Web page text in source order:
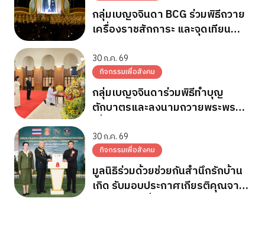
กลุ่มเบญจจินดา BCG ร่วมพิธีถวาย
เครื่องราชสักการะ และจุดเทียน
พระชนมพรรษา 28 ก.ค.2569
30 ก.ค. 69
กิจกรรมเพื่อสังคม
กลุ่มเบญจจินดาร่วมพิธีทำบุญ
ตักบาตรและลงนามถวายพระพร
พระบาทสมเด็จพระเจ้าอยู่หัว
30 ก.ค. 69
กิจกรรมเพื่อสังคม
มูลนิธิร่วมด้วยช่วยกันสำนึกรักบ้าน
เกิด รับมอบประกาศเกียรติคุณจาก